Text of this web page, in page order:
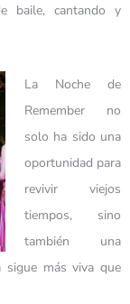
baile, cantando y
La Noche de
Remember no
solo ha sido una
oportunidad para
revivir viejos
tiempos, sino
también una
sigue más viva que